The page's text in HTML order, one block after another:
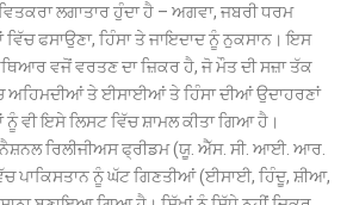
ਲਗਾਤਾਰ ਹੁੰਦਾ ਹੈ – ਅਗਵਾ, ਜਬਰੀ ਧਰਮ
ਫਸਾਉਣਾ, ਹਿੰਸਾ ਤੇ ਜਾਇਦਾਦ ਨੂੰ ਨੁਕਸਾਨ। ਇਸ
ਵਜੋਂ ਵਰਤਣ ਦਾ ਜ਼ਿਕਰ ਹੈ, ਜੋ ਮੌਤ ਦੀ ਸਜ਼ਾ ਤੱਕ
ਅਹਿਮਦੀਆਂ ਤੇ ਈਸਾਈਆਂ ਤੇ ਹਿੰਸਾ ਦੀਆਂ ਉਦਾਹਰਣਾਂ
ਵੀ ਇਸੇ ਲਿਸਟ ਵਿੱਚ ਸ਼ਾਮਲ ਕੀਤਾ ਗਿਆ ਹੈ।
ਰਿਲੀਜੀਅਸ ਫ੍ਰੀਡਮ (ਯੂ. ਐੱਸ. ਸੀ. ਆਈ. ਆਰ.
ਪਾਕਿਸਤਾਨ ਨੂੰ ਘੱਟ ਗਿਣਤੀਆਂ (ਈਸਾਈ, ਹਿੰਦੂ, ਸ਼ੀਆ,